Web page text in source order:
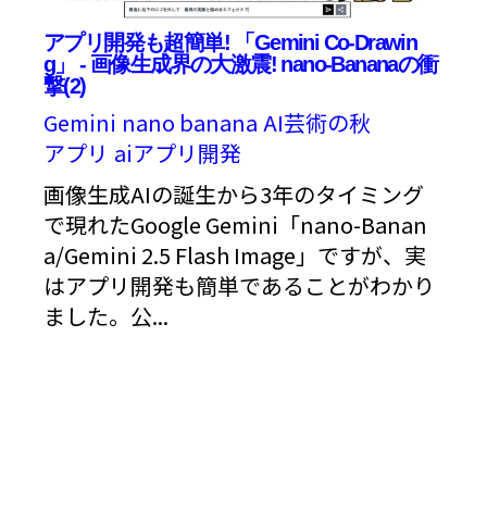
アプリ開発も超簡単! 「Gemini Co-Drawin
g」 - 画像生成界の大激震! nano-Bananaの衝
撃(2)
Gemini nano banana AI芸術の秋
アプリ aiアプリ開発
画像生成AIの誕生から3年のタイミング
で現れたGoogle Gemini「nano-Banan
a/Gemini 2.5 Flash Image」ですが、実
はアプリ開発も簡単であることがわかり
ました。公...